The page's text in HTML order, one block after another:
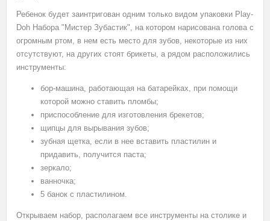
Ребенок будет заинтригован одним только видом упаковки Play-
Doh Набора "Мистер Зубастик", на котором нарисована голова с
огромным ртом, в нем есть место для зубов, некоторые из них
отсутствуют, на других стоят брикеты, а рядом расположились
инструменты:
бор-машина, работающая на батарейках, при помощи
которой можно ставить пломбы;
приспособление для изготовления брекетов;
щипцы для вырывания зубов;
зубная щетка, если в нее вставить пластилин и
придавить, получится паста;
зеркало;
ванночка;
5 банок с пластилином.
Открываем набор, располагаем все инструменты на столике и